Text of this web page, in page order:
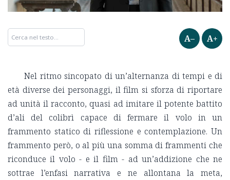
A– A+
Nel ritmo sincopato di un’alternanza di tempi e di
età diverse dei personaggi, il film si sforza di riportare
ad unità il racconto, quasi ad imitare il potente battito
d’ali del colibrì capace di fermare il volo in un
frammento statico di riflessione e contemplazione. Un
frammento però, o al più una somma di frammenti che
riconduce il volo - e il film - ad un’addizione che ne
sottrae l’enfasi narrativa e ne allontana la meta,